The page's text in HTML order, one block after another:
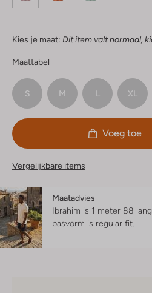
Kies je maat: Dit item valt normaal,
Maattabel
S M L XL
Voeg toe
Vergelijkbare items
Maatadvies
Ibrahim is 1 meter 88
pasvorm is regular fit